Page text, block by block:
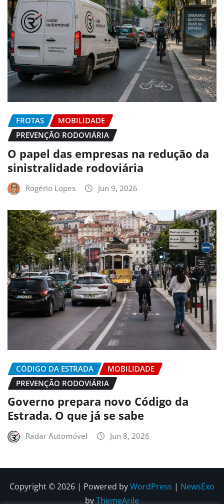
FROTAS
MOBILIDADE
PREVENÇÃO RODOVIÁRIA
O papel das empresas na redução da
sinistralidade rodoviária
Rogério Lopes Jun 9, 2026
CÓDIGO DA ESTRADA
MOBILIDADE
PREVENÇÃO RODOVIÁRIA
Governo prepara novo Código da
Estrada. O que já se sabe
Radar Automóvel Jun 8, 2026
Copyright © 2026 | Powered byWordPress | NewsExo
byThemeArile